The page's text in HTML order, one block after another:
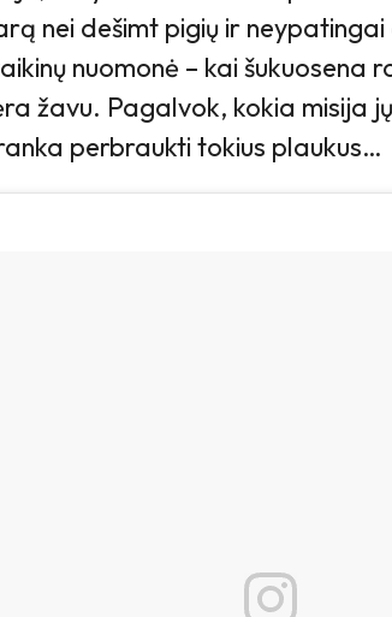
nei dešimt pigių ir
nuomonė – kai šukuosena
žavu. Pagalvok, kokia misija
perbraukti tokius plaukus…